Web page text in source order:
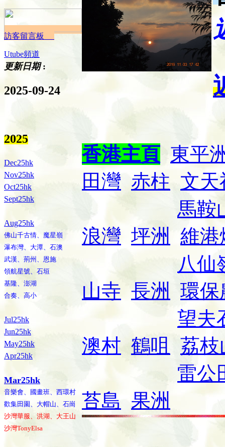
訪客留言板
Utube頻道
更新日期:
2025-09-24
2025
Dec25hk
Nov25hk
Oct25hk
Sept25hk
Aug25hk
佛山千古情、魔星嶺
瀑布灣、大潭、石澳
武漢、荊州、恩施
領航星號、石垣
基隆、澎湖
合奏、高小
Jul25hk
Jun25hk
May25hk
Apr25hk
Mar25hk
音樂會、國畫班、西環村
歡集田園、大帽山、石崗
沙灣華服、洪湖、大王山
沙灣TonyElsa
香港主頁 東平
田灣 赤柱 文天
馬鞍
浪灣 坪洲 維港
八仙
山寺 長洲
環保
望夫
澳村 鶴咀
荔枝
雷公
苔島 果洲